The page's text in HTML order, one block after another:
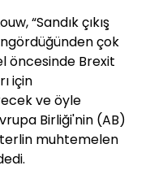
“Sandık çıkış
çok
öncesinde Brexit
için
ve öyle
Birliği'nin (AB)
muhtemelen